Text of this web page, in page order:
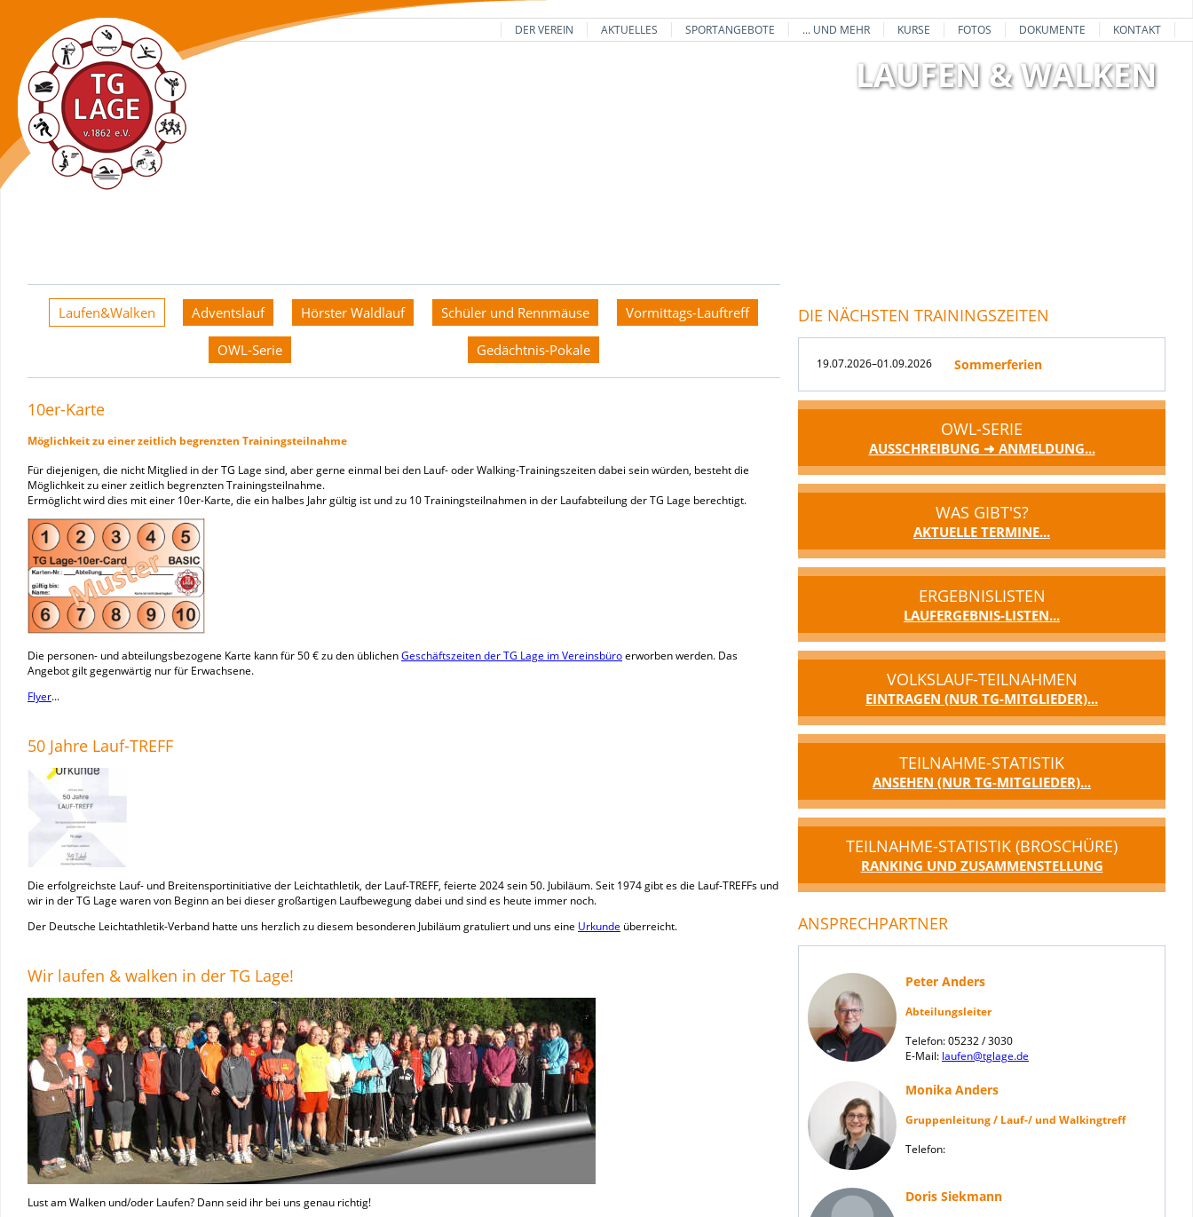
überspringen
DER VEREIN AKTUELLES SPORTANGEBOTE ... UND MEHR KURSE FOTOS DOKUMENTE KONTAKT
LAUFEN & WALKEN
Laufen&Walken Adventslauf Hörster Waldlauf Schüler und Rennmäuse Vormittags-Lauftreff
OWL-Serie Gedächtnis-Pokale
10er-Karte
Möglichkeit zu einer zeitlich begrenzten Trainingsteilnahme
Für diejenigen, die nicht Mitglied in der TG Lage sind, aber gerne einmal bei den Lauf- oder Walking-Trainingszeiten dabei sein würden, besteht die
Möglichkeit zu einer zeitlich begrenzten Trainingsteilnahme.
Ermöglicht wird dies mit einer 10er-Karte, die ein halbes Jahr gültig ist und zu 10 Trainingsteilnahmen in der Laufabteilung der TG Lage berechtigt.
Die personen- und abteilungsbezogene Karte kann für 50 € zu den üblichenGeschäftszeiten der TG Lage im Vereinsbüroerworben werden. Das
Angebot gilt gegenwärtig nur für Erwachsene.
Flyer...
50 Jahre Lauf-TREFF
Die erfolgreichste Lauf- und Breitensportinitiative der Leichtathletik, der Lauf-TREFF, feierte 2024 sein 50. Jubiläum. Seit 1974 gibt es die Lauf-TREFFs und
wir in der TG Lage waren von Beginn an bei dieser großartigen Laufbewegung dabei und sind es heute immer noch.
Der Deutsche Leichtathletik-Verband hatte uns herzlich zu diesem besonderen Jubiläum gratuliert und uns eine Urkunde überreicht.
Wir laufen & walken in der TG Lage!
Lust am Walken und/oder Laufen? Dann seid ihr bei uns genau richtig!
DIE NÄCHSTEN TRAININGSZEITEN
19.07.2026–01.09.2026 Sommerferien
OWL-SERIE
AUSSCHREIBUNG ➜ ANMELDUNG...
WAS GIBT'S?
AKTUELLE TERMINE...
ERGEBNISLISTEN
LAUFERGEBNIS-LISTEN...
VOLKSLAUF-TEILNAHMEN
EINTRAGEN (NUR TG-MITGLIEDER)...
TEILNAHME-STATISTIK
ANSEHEN (NUR TG-MITGLIEDER)...
TEILNAHME-STATISTIK (BROSCHÜRE)
RANKING UND ZUSAMMENSTELLUNG
ANSPRECHPARTNER
Peter Anders
Abteilungsleiter
Telefon: 05232 / 3030
E-Mail: laufen@tglage.de
Monika Anders
Gruppenleitung / Lauf-/ und Walkingtreff
Telefon:
Doris Siekmann